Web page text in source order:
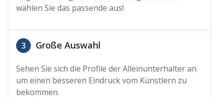
wählen Sie das passende aus!
3 Große Auswahl
Sehen Sie sich die Profile der Alleinunterhalter an
um einen besseren Eindruck vom Künstlern zu
bekommen.